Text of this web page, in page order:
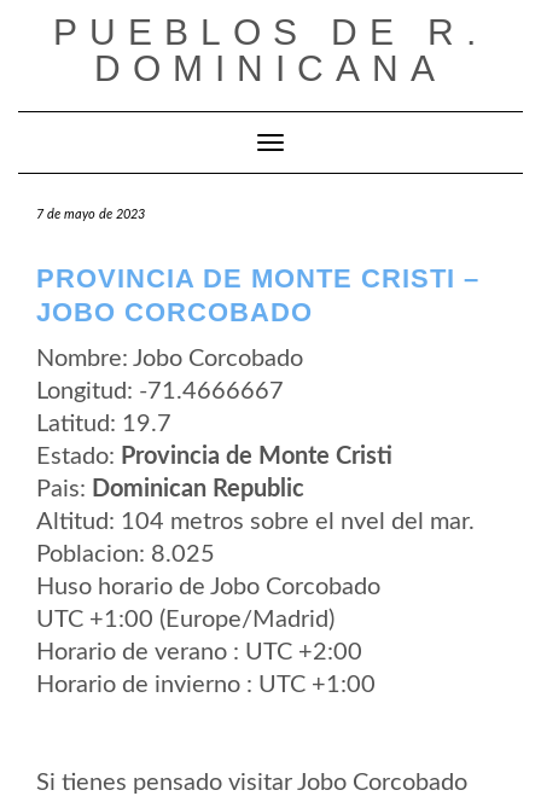
PUEBLOS DE R.
DOMINICANA
Cambiar modo de navegación
7 de mayo de 2023
PROVINCIA DE MONTE CRISTI –
JOBO CORCOBADO
Nombre: Jobo Corcobado
Longitud: -71.4666667
Latitud: 19.7
Estado: Provincia de Monte Cristi
Pais: Dominican Republic
Altitud: 104 metros sobre el nvel del mar.
Poblacion: 8.025
Huso horario de Jobo Corcobado
UTC +1:00 (Europe/Madrid)
Horario de verano : UTC +2:00
Horario de invierno : UTC +1:00
Si tienes pensado visitar Jobo Corcobado